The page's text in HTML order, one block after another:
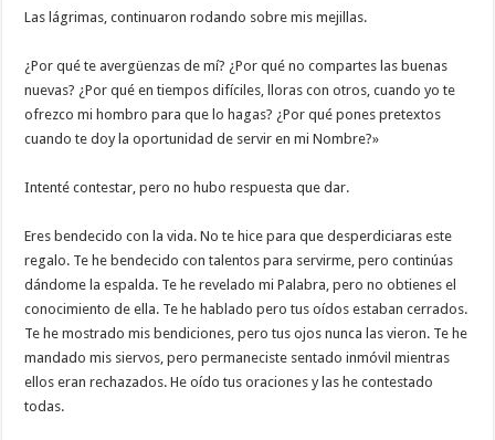
Las lágrimas, continuaron rodando sobre mis mejillas.
¿Por qué te avergüenzas de mí? ¿Por qué no compartes las buenas
nuevas? ¿Por qué en tiempos difíciles, lloras con otros, cuando yo te
ofrezco mi hombro para que lo hagas? ¿Por qué pones pretextos
cuando te doy la oportunidad de servir en mi Nombre?»
Intenté contestar, pero no hubo respuesta que dar.
Eres bendecido con la vida. No te hice para que desperdiciaras este
regalo. Te he bendecido con talentos para servirme, pero continúas
dándome la espalda. Te he revelado mi Palabra, pero no obtienes el
conocimiento de ella. Te he hablado pero tus oídos estaban cerrados.
Te he mostrado mis bendiciones, pero tus ojos nunca las vieron. Te he
mandado mis siervos, pero permaneciste sentado inmóvil mientras
ellos eran rechazados. He oído tus oraciones y las he contestado
todas.